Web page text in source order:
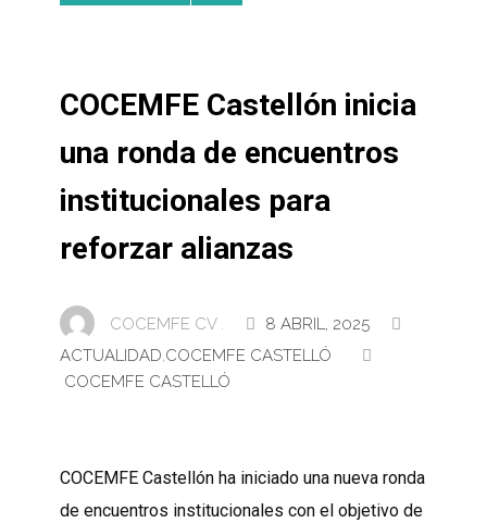
COCEMFE Castellón inicia
una ronda de encuentros
institucionales para
reforzar alianzas
COCEMFE CV .
8 ABRIL, 2025
ACTUALIDAD,COCEMFE CASTELLÓ
COCEMFE CASTELLÓ
COCEMFE Castellón ha iniciado una nueva ronda
de encuentros institucionales con el objetivo de